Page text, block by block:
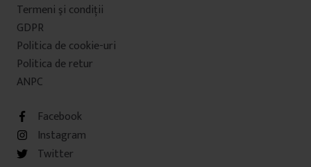
Termeni şi condiţii
GDPR
Politica de cookie-uri
Politica de retur
ANPC
Facebook
Instagram
Twitter